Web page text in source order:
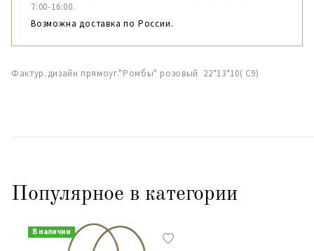
7:00-16:00.
Возможна доставка по России.
Фактур.дизайн прямоуг."Ромбы" розовый 22*13*10( С9)
Популярное в категории
В наличии